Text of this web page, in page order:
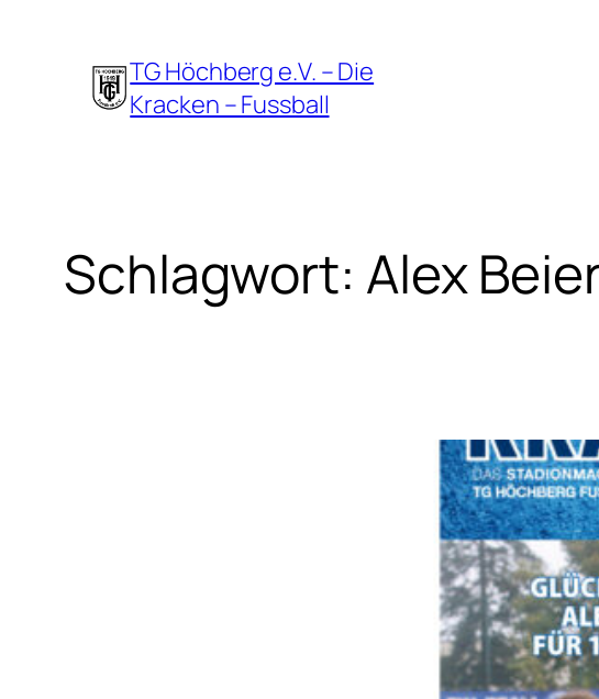
springen
TG Höchberg e.V. – Die
Kracken – Fussball
Schlagwort: Alex